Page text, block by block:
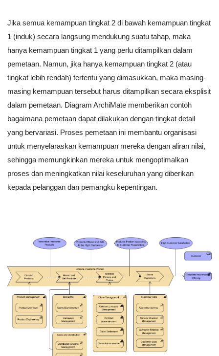
Jika semua kemampuan tingkat 2 di bawah kemampuan tingkat
1 (induk) secara langsung mendukung suatu tahap, maka
hanya kemampuan tingkat 1 yang perlu ditampilkan dalam
pemetaan. Namun, jika hanya kemampuan tingkat 2 (atau
tingkat lebih rendah) tertentu yang dimasukkan, maka masing-
masing kemampuan tersebut harus ditampilkan secara eksplisit
dalam pemetaan. Diagram ArchiMate memberikan contoh
bagaimana pemetaan dapat dilakukan dengan tingkat detail
yang bervariasi. Proses pemetaan ini membantu organisasi
untuk menyelaraskan kemampuan mereka dengan aliran nilai,
sehingga memungkinkan mereka untuk mengoptimalkan
proses dan meningkatkan nilai keseluruhan yang diberikan
kepada pelanggan dan pemangku kepentingan.